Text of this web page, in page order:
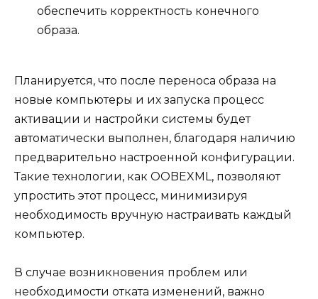
обеспечить корректность конечного
образа.
Планируется, что после переноса образа на
новые компьютеры и их запуска процесс
активации и настройки системы будет
автоматически выполнен, благодаря наличию
предварительно настроенной конфигурации.
Такие технологии, как OOBEXML, позволяют
упростить этот процесс, минимизируя
необходимость вручную настраивать каждый
компьютер.
В случае возникновения проблем или
необходимости отката изменений, важно